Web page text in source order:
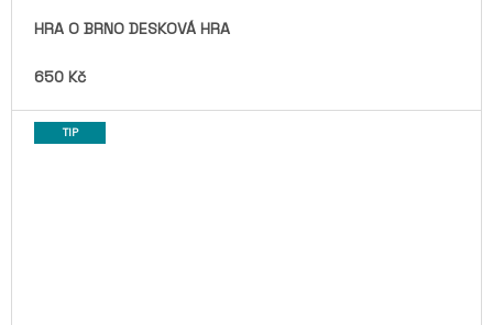
HRA O BRNO DESKOVÁ HRA
650 Kč
TIP